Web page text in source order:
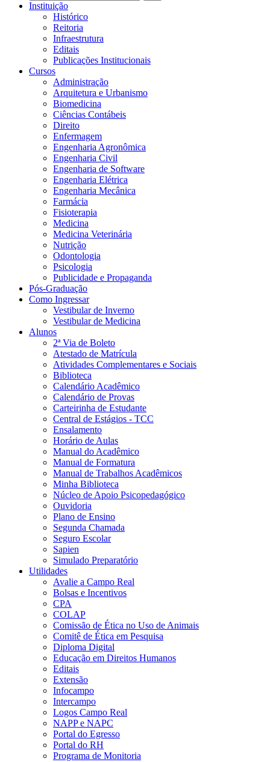
Instituição
Histórico
Reitoria
Infraestrutura
Editais
Publicações Institucionais
Cursos
Administração
Arquitetura e Urbanismo
Biomedicina
Ciências Contábeis
Direito
Enfermagem
Engenharia Agronômica
Engenharia Civil
Engenharia de Software
Engenharia Elétrica
Engenharia Mecânica
Farmácia
Fisioterapia
Medicina
Medicina Veterinária
Nutrição
Odontologia
Psicologia
Publicidade e Propaganda
Pós-Graduação
Como Ingressar
Vestibular de Inverno
Vestibular de Medicina
Alunos
2ª Via de Boleto
Atestado de Matrícula
Atividades Complementares e Sociais
Biblioteca
Calendário Acadêmico
Calendário de Provas
Carteirinha de Estudante
Central de Estágios - TCC
Ensalamento
Horário de Aulas
Manual do Acadêmico
Manual de Formatura
Manual de Trabalhos Acadêmicos
Minha Biblioteca
Núcleo de Apoio Psicopedagógico
Ouvidoria
Plano de Ensino
Segunda Chamada
Seguro Escolar
Sapien
Simulado Preparatório
Utilidades
Avalie a Campo Real
Bolsas e Incentivos
CPA
COLAP
Comissão de Ética no Uso de Animais
Comitê de Ética em Pesquisa
Diploma Digital
Educação em Direitos Humanos
Editais
Extensão
Infocampo
Intercampo
Logos Campo Real
NAPP e NAPC
Portal do Egresso
Portal do RH
Programa de Monitoria